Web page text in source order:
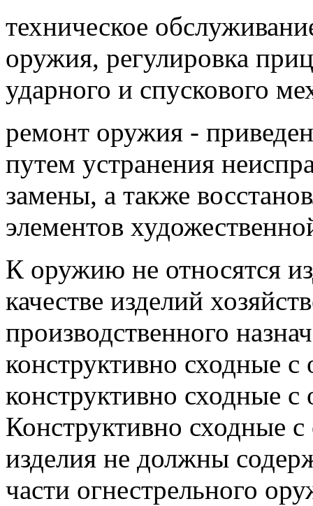
техническое
оружия, регулировка
ударного и спускового
ремонт оружия -
путем устранения
замены, а также
элементов
К оружию не относятся
качестве изделий
производственного
конструктивно сходные
конструктивно сходные
Конструктивно сходные
изделия не должны
части огнестрельного